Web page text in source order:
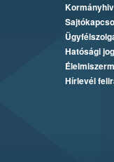
Hatósági
Hírlevél